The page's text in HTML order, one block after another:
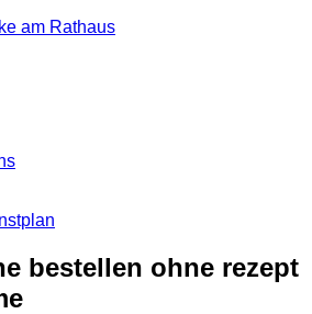
bestellen ohne rezept